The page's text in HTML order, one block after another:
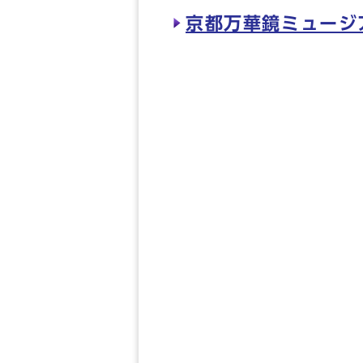
京都万華鏡ミュージ